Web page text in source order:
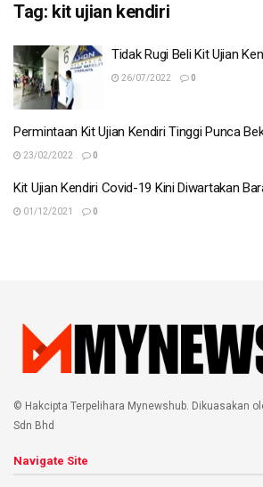
Tag: kit ujian kendiri
Tidak Rugi Beli Kit Ujian
26/07/2022 0
Permintaan Kit Ujian Kendiri Tinggi Punca
23/02/2022 0
Kit Ujian Kendiri Covid-19 Kini Diwartakan
01/12/2021 0
© Hakcipta Terpelihara Mynewshub. Dikuasakan
Sdn Bhd
Navigate Site